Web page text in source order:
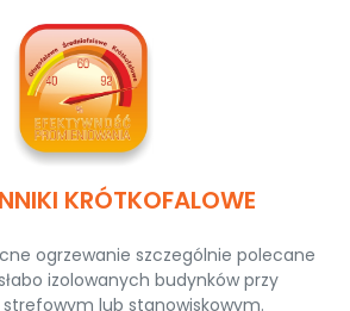
KRÓTKOFALOWE
ogrzewanie szczególnie polecane
izolowanych budynków przy
lub stanowiskowym.